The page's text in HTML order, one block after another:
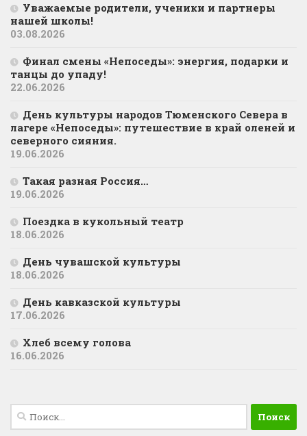
Уважаемые родители, ученики и партнеры
нашей школы!
03.08.2026
Финал смены «Непоседы»: энергия, подарки и
танцы до упаду!
22.06.2026
День культуры народов Тюменского Севера в
лагере «Непоседы»: путешествие в край оленей и
северного сияния.
19.06.2026
Такая разная Россия…
19.06.2026
Поездка в кукольный театр
18.06.2026
День чувашской культуры
18.06.2026
День кавказской культуры
17.06.2026
Хлеб всему голова
16.06.2026
Найти: